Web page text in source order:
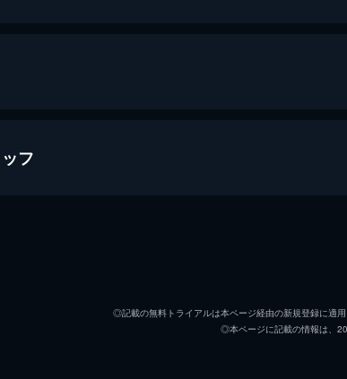
まれたエゴン・シーレ
フ
エゲルマン弁護士
◎記載の無料トライアルは本ページ経由の新規登録に適
◎本ページに記載の情報は、